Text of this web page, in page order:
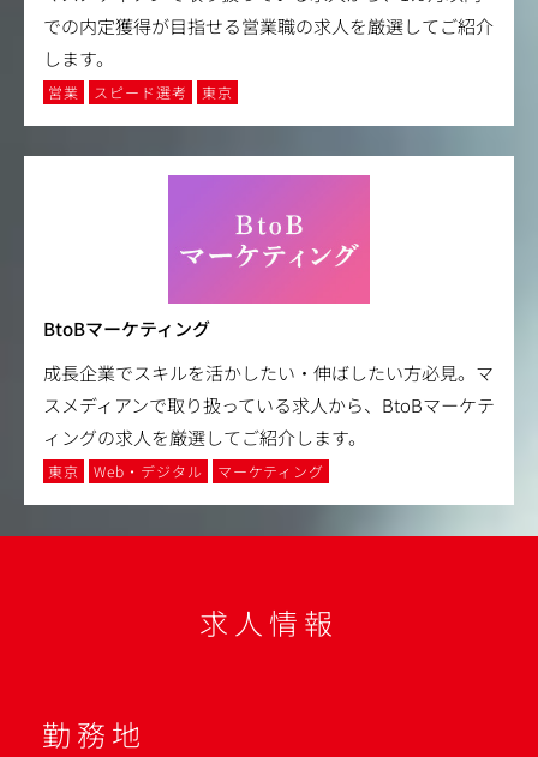
での内定獲得が目指せる営業職の求人を厳選してご紹介
します。
営業 スピード選考 東京
BtoBマーケティング
成長企業でスキルを活かしたい・伸ばしたい方必見。マ
スメディアンで取り扱っている求人から、BtoBマーケテ
ィングの求人を厳選してご紹介します。
東京 Web・デジタル マーケティング
求人情報
勤務地